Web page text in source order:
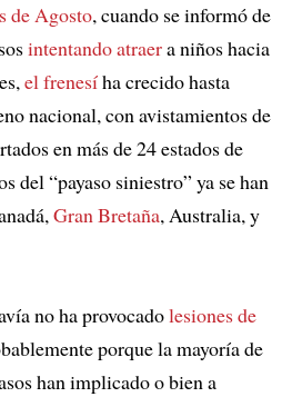
de Agosto, cuando se informó de
intentando atraera niños hacia
el frenesíha crecido hasta
nacional, con avistamientos de
en más de 24 estados de
del “payaso siniestro” ya se han
Gran Bretaña, Australia, y
no ha provocadolesiones de
porque la mayoría de
han implicado o bien a